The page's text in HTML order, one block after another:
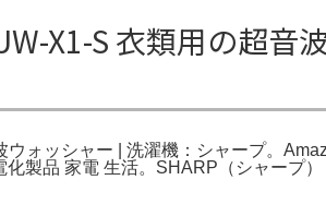
X1-S 衣類用の超
ウォッシャー | 洗濯機：シャープ。
化製品 家電 生活。SHARP（シャープ